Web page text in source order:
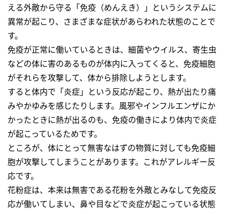
える外敵から守る「免疫（めんえき）」というシステムに
異常が起こり、さまざまな症状があらわれた状態のことで
す。
免疫が正常に働いているときは、細菌やウイルス、寄生虫
などの体に害のあるものが体内に入ってくると、免疫細胞
がそれらを攻撃して、体から排除しようとします。
すると体内で「炎症」という反応が起こり、熱が出たり痛
みやかゆみを感じたりします。風邪やインフルエンザにか
かったときに熱が出るのも、免疫の働きにより体内で炎症
が起こっているためです。
ところが、体にとって無害なはずの物質に対しても免疫細
胞が攻撃してしまうことがあります。これがアレルギー反
応です。
花粉症は、本来は無害である花粉を外敵とみなして免疫反
応が働いてしまい、鼻や目などで炎症が起こっている状態